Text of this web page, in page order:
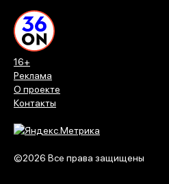
16+
Реклама
О проекте
Контакты
©2026 Все права защищены